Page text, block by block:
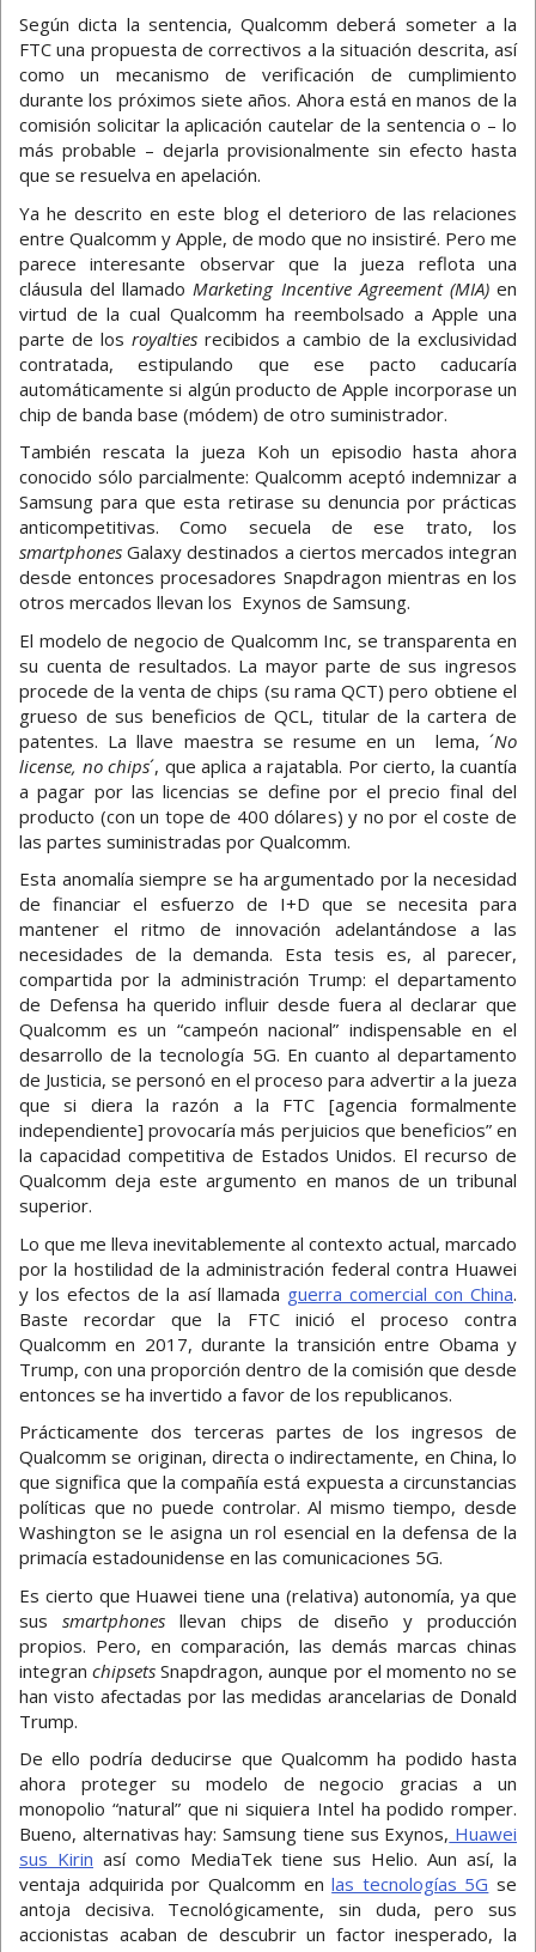
Según dicta la sentencia, Qualcomm deberá someter a la
FTC una propuesta de correctivos a la situación descrita, así
como un mecanismo de verificación de cumplimiento
durante los próximos siete años. Ahora está en manos de la
comisión solicitar la aplicación cautelar de la sentencia o – lo
más probable – dejarla provisionalmente sin efecto hasta
que se resuelva en apelación.
Ya he descrito en este blog el deterioro de las relaciones
entre Qualcomm y Apple, de modo que no insistiré. Pero me
parece interesante observar que la jueza reflota una
cláusula del llamado Marketing Incentive Agreement (MIA)en
virtud de la cual Qualcomm ha reembolsado a Apple una
parte de los royaltiesrecibidos a cambio de la exclusividad
contratada, estipulando que ese pacto caducaría
automáticamente si algún producto de Apple incorporase un
chip de banda base (módem) de otro suministrador.
También rescata la jueza Koh un episodio hasta ahora
conocido sólo parcialmente: Qualcomm aceptó indemnizar a
Samsung para que esta retirase su denuncia por prácticas
anticompetitivas. Como secuela de ese trato, los
smartphones Galaxy destinados a ciertos mercados integran
desde entonces procesadores Snapdragon mientras en los
otros mercados llevan los Exynos de Samsung.
El modelo de negocio de Qualcomm Inc, se transparenta en
su cuenta de resultados. La mayor parte de sus ingresos
procede de la venta de chips (su rama QCT) pero obtiene el
grueso de sus beneficios de QCL, titular de la cartera de
patentes. La llave maestra se resume en un lema, ´No
license, no chips´, que aplica a rajatabla. Por cierto, la cuantía
a pagar por las licencias se define por el precio final del
producto (con un tope de 400 dólares) y no por el coste de
las partes suministradas por Qualcomm.
Esta anomalía siempre se ha argumentado por la necesidad
de financiar el esfuerzo de I+D que se necesita para
mantener el ritmo de innovación adelantándose a las
necesidades de la demanda. Esta tesis es, al parecer,
compartida por la administración Trump: el departamento
de Defensa ha querido influir desde fuera al declarar que
Qualcomm es un “campeón nacional” indispensable en el
desarrollo de la tecnología 5G. En cuanto al departamento
de Justicia, se personó en el proceso para advertir a la jueza
que si diera la razón a la FTC [agencia formalmente
independiente] provocaría más perjuicios que beneficios” en
la capacidad competitiva de Estados Unidos. El recurso de
Qualcomm deja este argumento en manos de un tribunal
superior.
Lo que me lleva inevitablemente al contexto actual, marcado
por la hostilidad de la administración federal contra Huawei
y los efectos de la así llamada guerra comercial con China.
Baste recordar que la FTC inició el proceso contra
Qualcomm en 2017, durante la transición entre Obama y
Trump, con una proporción dentro de la comisión que desde
entonces se ha invertido a favor de los republicanos.
Prácticamente dos terceras partes de los ingresos de
Qualcomm se originan, directa o indirectamente, en China, lo
que significa que la compañía está expuesta a circunstancias
políticas que no puede controlar. Al mismo tiempo, desde
Washington se le asigna un rol esencial en la defensa de la
primacía estadounidense en las comunicaciones 5G.
Es cierto que Huawei tiene una (relativa) autonomía, ya que
sussmartphones llevan chips de diseño y producción
propios. Pero, en comparación, las demás marcas chinas
integranchipsetsSnapdragon, aunque por el momento no se
han visto afectadas por las medidas arancelarias de Donald
Trump.
De ello podría deducirse que Qualcomm ha podido hasta
ahora proteger su modelo de negocio gracias a un
monopolio “natural” que ni siquiera Intel ha podido romper.
Bueno, alternativas hay: Samsung tiene sus Exynos, Huawei
sus Kirin así como MediaTek tiene sus Helio. Aun así, la
ventaja adquirida por Qualcomm enlas tecnologías 5G se
antoja decisiva. Tecnológicamente, sin duda, pero sus
accionistas acaban de descubrir un factor inesperado, la